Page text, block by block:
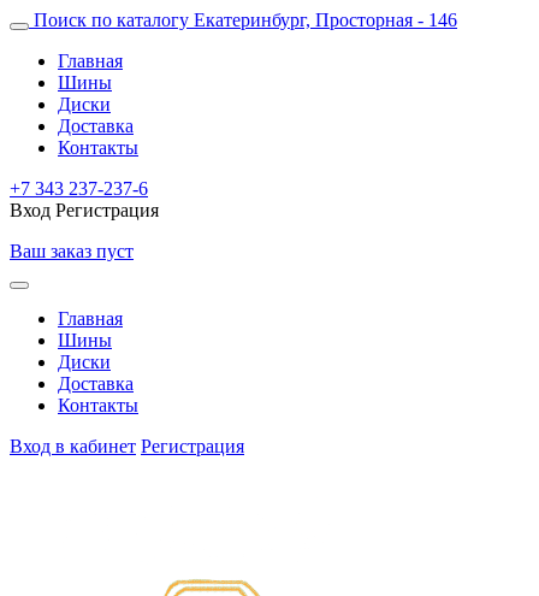
Поиск по каталогу Екатеринбург, Просторная - 146
Главная
Шины
Диски
Доставка
Контакты
+7 343 237-237-6
Вход Регистрация
Ваш заказ пуст
Главная
Шины
Диски
Доставка
Контакты
Вход в кабинет Регистрация